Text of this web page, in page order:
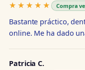
★★★★★
★★★★★ Compra
Bastante práctico,
online. Me ha dado
Patricia C.